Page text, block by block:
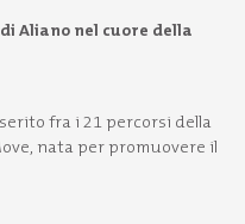
Aliano nel cuore della
fra i 21 percorsi della
nata per promuovere il